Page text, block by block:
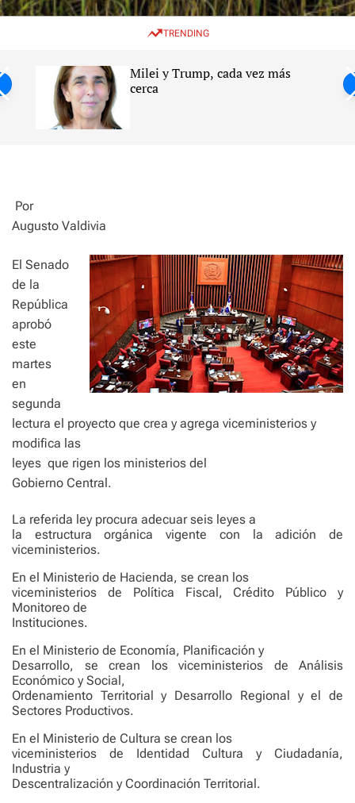
w
c
e
e
TRENDING
Milei y Trump, cada vez más
cerca
Por
Augusto Valdivia
El Senado
de la
República
aprobó
este
martes
en
segunda
lectura el proyecto que crea y agrega viceministerios y
modifica las
leyes que rigen los ministerios del
Gobierno Central.
La referida ley procura adecuar seis leyes a
la estructura orgánica vigente con la adición de
viceministerios.
En el Ministerio de Hacienda, se crean los
viceministerios de Política Fiscal, Crédito Público y
Monitoreo de
Instituciones.
En el Ministerio de Economía, Planificación y
Desarrollo, se crean los viceministerios de Análisis
Económico y Social,
Ordenamiento Territorial y Desarrollo Regional y el de
Sectores Productivos.
En el Ministerio de Cultura se crean los
viceministerios de Identidad Cultura y Ciudadanía,
Industria y
Descentralización y Coordinación Territorial.